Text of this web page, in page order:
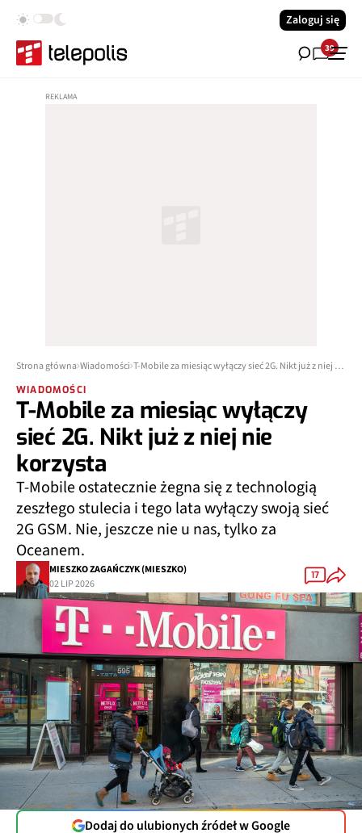
Zaloguj się
39
Strona główna Wiadomości T-Mobile za miesiąc wyłączy sieć 2G. Nikt już z niej nie korzysta
WIADOMOŚCI
T-Mobile za miesiąc wyłączy
sieć 2G. Nikt już z niej nie
korzysta
T-Mobile ostatecznie żegna się z technologią
zeszłego stulecia i tego lata wyłączy swoją sieć
2G GSM. Nie, jeszcze nie u nas, tylko za
Oceanem.
MIESZKO ZAGAŃCZYK (MIESZKO)
02 LIP 2026
17
Dodaj do ulubionych źródeł w Google